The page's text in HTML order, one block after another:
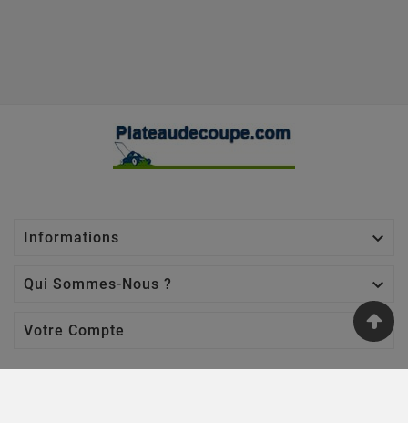
Informations 
Qui Sommes-Nous ? 
Votre Compte 